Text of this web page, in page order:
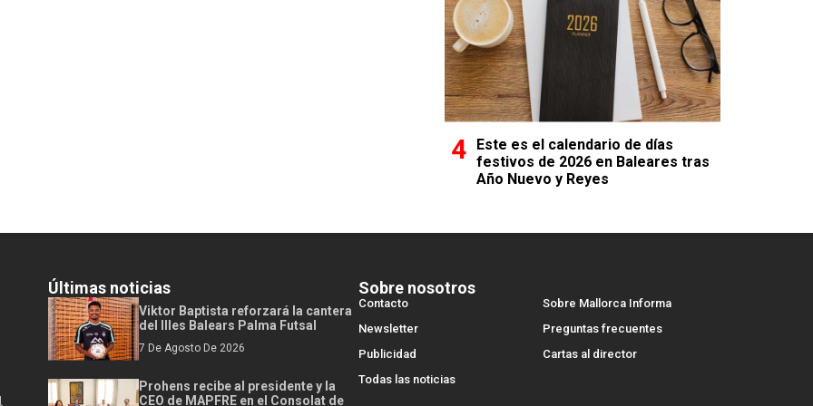
Este es el calendario de días
festivos de 2026 en Baleares tras
Año Nuevo y Reyes
Últimas noticias
Viktor Baptista reforzará la cantera
del Illes Balears Palma Futsal
7 De Agosto De 2026
Prohens recibe al presidente y la
CEO de MAPFRE en el Consolat de
Sobre nosotros
Contacto
Sobre Mallorca Informa
Newsletter
Preguntas frecuentes
Publicidad
Cartas al director
Todas las noticias